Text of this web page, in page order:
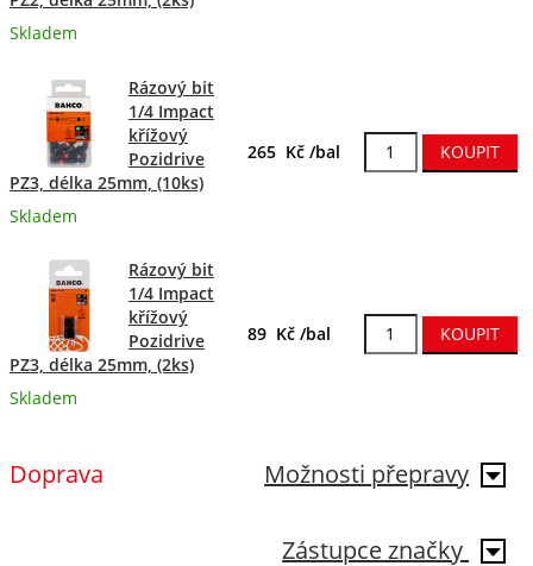
Skladem
Rázový bit
1/4 Impact
křížový
Pozidrive
PZ3, délka 25mm, (10ks)
Skladem
265 Kč /bal
Rázový bit
1/4 Impact
křížový
Pozidrive
PZ3, délka 25mm, (2ks)
Skladem
89 Kč /bal
Možnosti přepravy
Doprava
Zástupce značky